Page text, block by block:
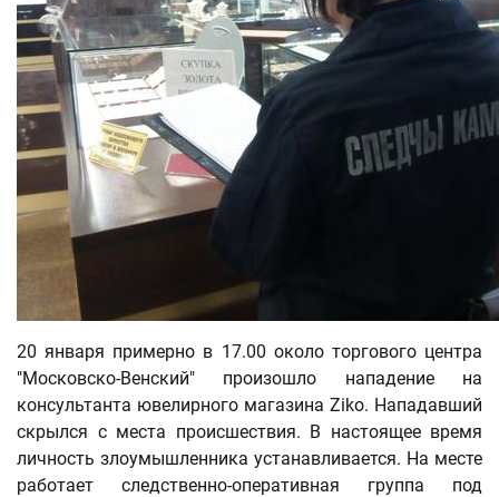
20 января примерно в 17.00 около торгового центра
"Московско-Венский" произошло нападение на
консультанта ювелирного магазина Ziko. Нападавший
скрылся с места происшествия. В настоящее время
личность злоумышленника устанавливается. На месте
работает следственно-оперативная группа под